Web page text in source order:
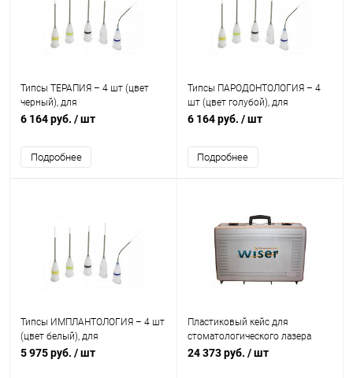
Типсы ТЕРАПИЯ – 4 шт (цвет
черный), для
стоматологического лазера
6 164 руб. / шт
Подробнее
Типсы ПАРОДОНТОЛОГИЯ – 4
шт (цвет голубой), для
стоматологического лазера
6 164 руб. / шт
Подробнее
Типсы ИМПЛАНТОЛОГИЯ – 4 шт
(цвет белый), для
стоматологического лазера
5 975 руб. / шт
Пластиковый кейс для
стоматологического лазера
Doctor Smile Wiser
24 373 руб. / шт